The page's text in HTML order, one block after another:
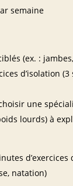
semaine
(ex. :
d’isolation
une
lourds) à
d’exercices
natation)